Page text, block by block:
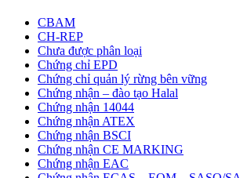
CBAM
CH-REP
Chưa được phân loại
Chứng chỉ EPD
Chứng chỉ quản lý rừng bên vững
Chứng nhận – đào tạo Halal
Chứng nhận 14044
Chứng nhận ATEX
Chứng nhận BSCI
Chứng nhận CE MARKING
Chứng nhận EAC